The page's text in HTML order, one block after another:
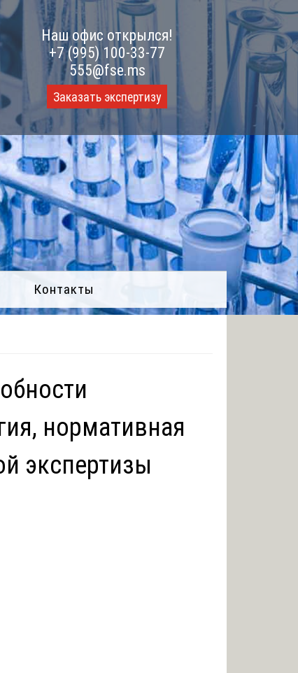
Наш офис открылся!
+7 (995) 100-33-77
555@fse.ms
Заказать экспертизу
Контакты
нормативная
экспертизы